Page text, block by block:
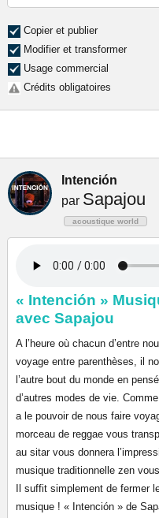
Copier et publier
Modifier et transformer
Usage commercial
Crédits obligatoires
Intención
par Sapajou
acoustique world
« Intención »
avec Sapajou
A l’heure où chacun d’entre
voyage entre parenthèses, il
l’autre bout du monde en
d’autres modes de vie.
a le pouvoir de nous faire
morceau de reggae vous
au sitar vous donnera
musique traditionnelle zen
Il suffit simplement de fermer
musique ! « Intención » de